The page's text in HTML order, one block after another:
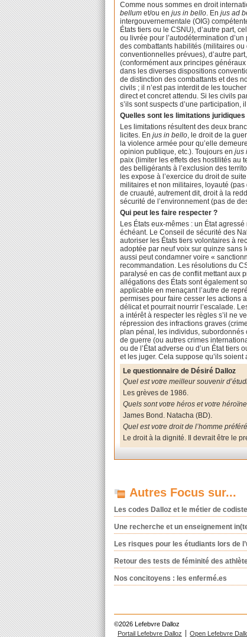
Comme nous sommes en droit
bellum et/ou en jus in bello. Enjus ad
intergouvernementale (OIG)
États tiers ou le CSNU), d’autre part,
ou livrée pour l’autodétermination
des combattants habilités (militaires
conventionnelles prévues), d’autre
(conformément aux principes
dans les diverses dispositions
de distinction des combattants et des
civils ; il n’est pas interdit de les
direct et concret attendu. Si les civils
s’ils sont suspects d’une
Quelles sont les limitations juridiques
Les limitations résultent des deux
licites. Enjus in bello, le droit de la
la violence armée pour qu’elle
opinion publique, etc.). Toujours enjus
paix (limiter les effets des hostilités au
des belligérants à l’exclusion des
les expose à l’exercice du droit de
militaires et non militaires, loyauté
de cruauté, autrement dit, droit à la
sécurité de l’environnement (pas de
Qui peut les faire respecter ?
Les États eux-mêmes : un État
échéant. Le Conseil de sécurité des
autoriser les États tiers volontaires à
adoptée par neuf voix sur quinze sans
aussi peut condamner voire «
recommandation. Les résolutions du
paralysé en cas de conflit mettant aux
allégations des États sont également
applicable en menaçant l’autre de
permises pour faire cesser les actions
délicat et pourrait nourrir l’escalade.
a intérêt à respecter les règles s’il ne
répression des infractions graves
plan pénal, les individus, subordonnés
de guerre (ou autres crimes
ou de l’État adverse ou d’un État
et les juger. Cela suppose qu’ils soient
Le questionnaire de Désiré Dalloz
Quel est votre meilleur souvenir
Les grèves de 1986.
Quels sont votre héros et votre
James Bond. Natacha (BD).
Quel est votre droit de l’homme
Le droit à la dignité. Il devrait être le
Autres Focus sur...
Les codes Dalloz et le métier de codiste
Une recherche et un enseignement
Les risques pour les étudiants lors de
Retour des tests de féminité des
Nos concitoyens : les enfermé.es
©2026 Lefebvre Dalloz
Portail Lefebvre Dalloz
Open Lefebvre